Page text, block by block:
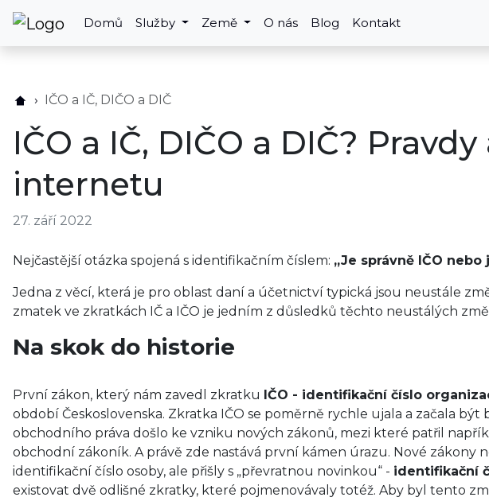
Domů Služby Země O nás Blog Kontakt
IČO a IČ, DIČO a DIČ
IČO a IČ, DIČO a DIČ?
internetu
27. září 2022
Nejčastější otázka spojená s identifikačním číslem: „Je správně IČO nebo
Jedna z věcí, která je pro oblast daní a účetnictví typická jsou neustále
zmatek ve zkratkách IČ a IČO je jedním z důsledků těchto neustálých
Na skok do historie
První zákon, který nám zavedl zkratku IČO - identifikační číslo
období Československa. Zkratka IČO se poměrně rychle ujala a začala být
obchodního práva došlo ke vzniku nových zákonů, mezi které patřil
obchodní zákoník. A právě zde nastává první kámen úrazu. Nové zákony
identifikační číslo osoby, ale přišly s „převratnou novinkou“ - identifikační
existovat dvě odlišné zkratky, které pojmenovávaly totéž. Aby byl tento